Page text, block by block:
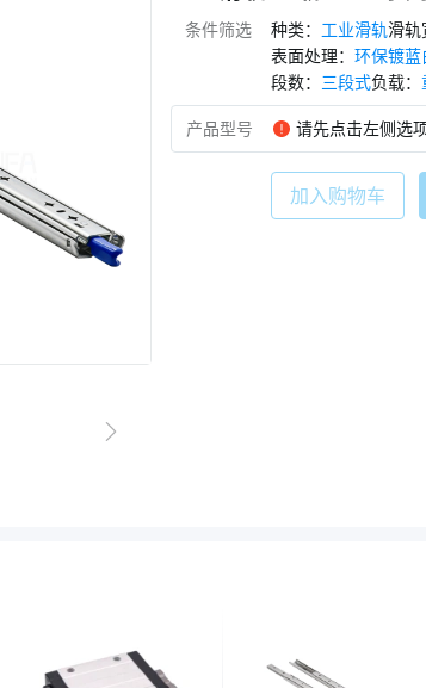
条件筛选 种类： 工业滑轨滑轨
表面处理： 环保镀蓝
段数： 三段式负载：
产品型号 请先点击左侧选
加入购物车